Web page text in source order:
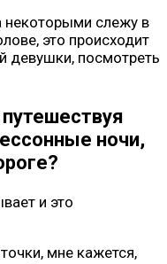
некоторыми слежу в
это происходит
девушки, посмотреть
ночи,
и это
мне кажется,